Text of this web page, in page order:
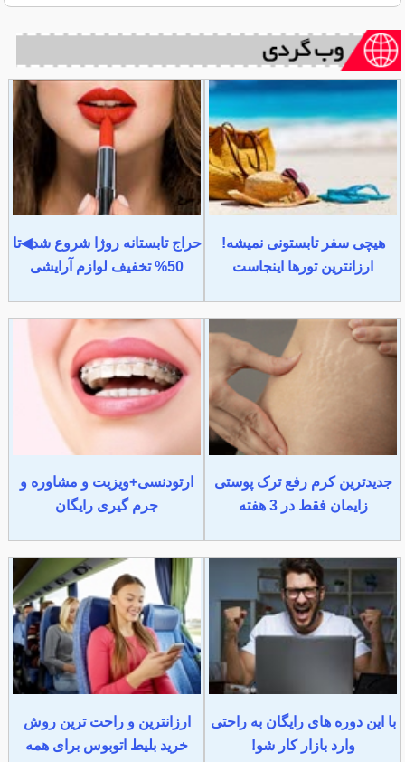
هیچی سفر تابستونی نمیشه!
ارزانترین تورها اینجاست
حراج تابستانه روژا شروع شد◀تا
50% تخفیف لوازم آرایشی
جدیدترین کرم رفع ترک پوستی
زایمان فقط در 3 هفته
ارتودنسی+ویزیت و مشاوره و
جرم گیری رایگان
با این دوره های رایگان به راحتی
وارد بازار کار شو!
ارزانترین و راحت ترین روش
خرید بلیط اتوبوس برای همه